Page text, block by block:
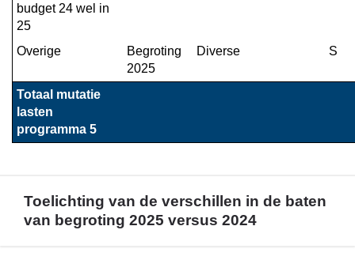
budget 24 wel in
25
Overige
Begroting
2025
Diverse S
Totaal mutatie
lasten
programma 5
Toelichting van de verschillen in de baten
van begroting 2025 versus 2024